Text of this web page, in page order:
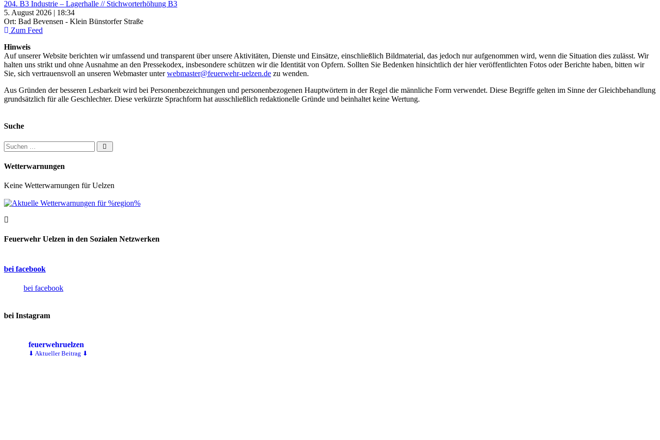
204. B3 Industrie – Lagerhalle // Stichworterhöhung B3
5. August 2026 | 18:34
Ort: Bad Bevensen - Klein Bünstorfer Straße
Zum Feed
Hinweis
Auf unserer Website berichten wir umfassend und transparent über unsere Aktivitäten, Dienste und Einsätze, einschließlich Bildmaterial, das jedoch nur aufgenommen wird, wenn die Situation dies zulässt. Wir
halten uns strikt und ohne Ausnahme an den Pressekodex, insbesondere schützen wir die Identität von Opfern. Sollten Sie Bedenken hinsichtlich der hier veröffentlichten Fotos oder Berichte haben, bitten wir
Sie, sich vertrauensvoll an unseren Webmaster unterwebmaster@feuerwehr-uelzen.de zu wenden.
Aus Gründen der besseren Lesbarkeit wird bei Personenbezeichnungen und personenbezogenen Hauptwörtern in der Regel die männliche Form verwendet. Diese Begriffe gelten im Sinne der Gleichbehandlung
grundsätzlich für alle Geschlechter. Diese verkürzte Sprachform hat ausschließlich redaktionelle Gründe und beinhaltet keine Wertung.
Suche
Suchen nach:
Wetterwarnungen
Keine Wetterwarnungen für Uelzen
Feuerwehr Uelzen in den Sozialen Netzwerken
bei facebook
bei facebook
bei Instagram
feuerwehruelzen
⬇ Aktueller Beitrag ⬇